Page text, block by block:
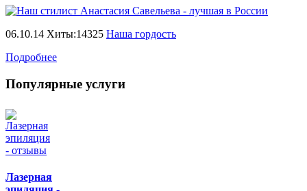
06.10.14 Хиты:14325 Наша гордость
Подробнее
Популярные услуги
Лазерная